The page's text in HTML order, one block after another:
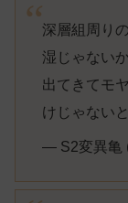
深層組周り
湿じゃない
出てきてモ
けじゃない
— S2変異亀